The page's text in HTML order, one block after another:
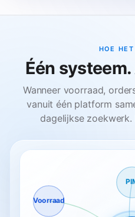
HOE
Één
Wanneer voorraad,
vanuit één platform
dagelijkse
Voorraad